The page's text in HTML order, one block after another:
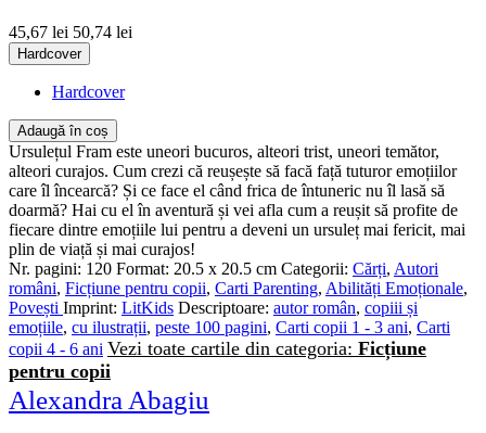
45,67 lei 50,74 lei
Hardcover
Hardcover
Adaugă în coș
Ursulețul Fram este uneori bucuros, alteori trist, uneori temător,
alteori curajos. Cum crezi că reușește să facă față tuturor emoțiilor
care îl încearcă? Și ce face el când frica de întuneric nu îl lasă să
doarmă? Hai cu el în aventură și vei afla cum a reușit să profite de
fiecare dintre emoțiile lui pentru a deveni un ursuleț mai fericit, mai
plin de viață și mai curajos!
Nr. pagini: 120 Format: 20.5 x 20.5 cm Categorii: Cărți, Autori
români, Ficțiune pentru copii, Carti Parenting, Abilități Emoționale,
Povești Imprint: LitKids Descriptoare: autor român, copiii și
emoțiile, cu ilustrații, peste 100 pagini, Carti copii 1 - 3 ani, Carti
copii 4 - 6 ani Vezi toate cartile din categoria: Ficțiune
pentru copii
Alexandra Abagiu